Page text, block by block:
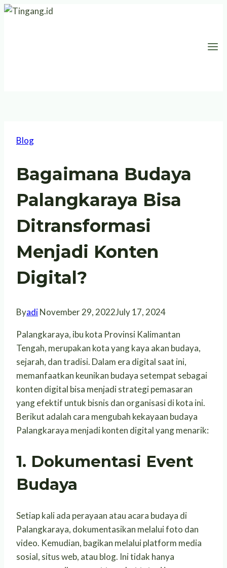
Skip
Blog
Bagaimana Budaya
Palangkaraya Bisa
Ditransformasi
Menjadi Konten
Digital?
ByadiNovember 29, 2022July 17, 2024
Palangkaraya, ibu kota Provinsi Kalimantan
Tengah, merupakan kota yang kaya akan budaya,
sejarah, dan tradisi. Dalam era digital saat ini,
memanfaatkan keunikan budaya setempat sebagai
konten digital bisa menjadi strategi pemasaran
yang efektif untuk bisnis dan organisasi di kota ini.
Berikut adalah cara mengubah kekayaan budaya
Palangkaraya menjadi konten digital yang menarik:
1. Dokumentasi Event
Budaya
Setiap kali ada perayaan atau acara budaya di
Palangkaraya, dokumentasikan melalui foto dan
video. Kemudian, bagikan melalui platform media
sosial, situs web, atau blog. Ini tidak hanya